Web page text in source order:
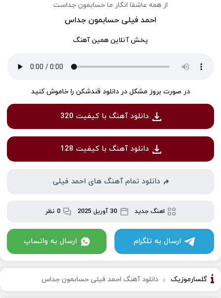
از همه عاشقا انگار ما حسابمون جداست
احمد فیلی حسابمون جداس
پخش آنلاین همین آهنگ
در صورت بروز مشکل در دانلود قندشکن را خاموش کنید
دانلود آهنگ با کیفیت 320
دانلود آهنگ با کیفیت 128
دانلود تمام آهنگ های احمد فیلی
اهنگ جدید 30 آوریل 2025 0 نظر
ارسال به تلگرام ارسال به واتساپ
گلسارموزیک دانلود آهنگ احمد فیلی حسابمون جداس